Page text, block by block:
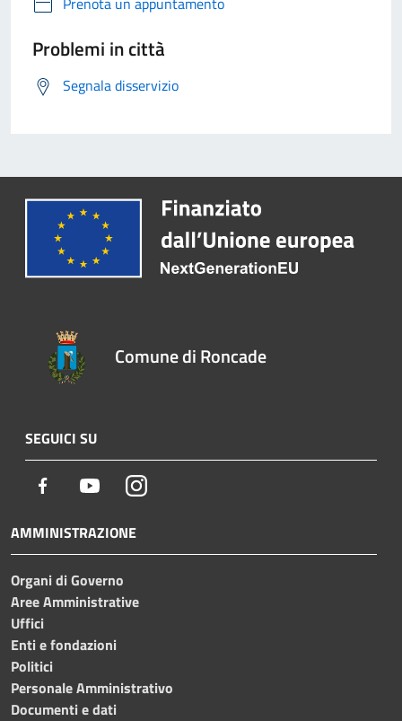
Problemi in città
Segnala disservizio
Comune di Roncade
SEGUICI SU
Facebook YoutubeInstagram
AMMINISTRAZIONE
Organi di Governo
Aree Amministrative
Uffici
Enti e fondazioni
Politici
Personale Amministrativo
Documenti e dati